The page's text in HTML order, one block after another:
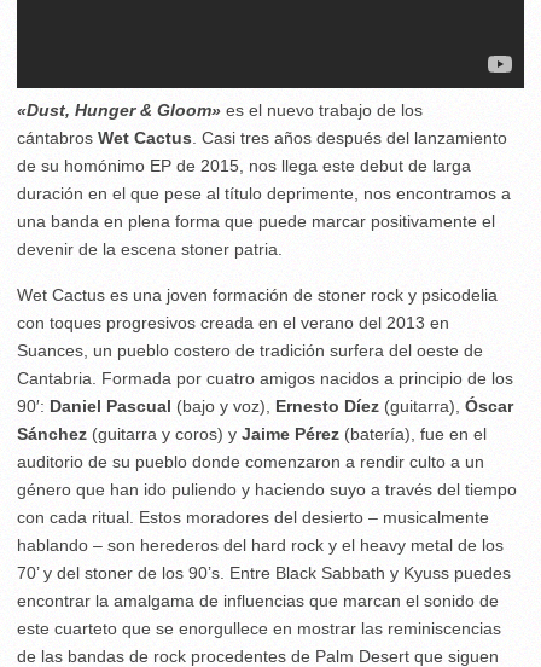
«Dust, Hunger & Gloom» es el nuevo trabajo de los
cántabros Wet Cactus . Casi tres años después del lanzamiento
de su homónimo EP de 2015, nos llega este debut de larga
duración en el que pese al título deprimente, nos encontramos a
una banda en plena forma que puede marcar positivamente el
devenir de la escena stoner patria.
Wet Cactus es una joven formación de stoner rock y psicodelia
con toques progresivos creada en el verano del 2013 en
Suances, un pueblo costero de tradición surfera del oeste de
Cantabria. Formada por cuatro amigos nacidos a principio de los
90′: Daniel Pascual (bajo y voz), Ernesto Díez (guitarra), Óscar
Sánchez (guitarra y coros) y Jaime Pérez (batería), fue en el
auditorio de su pueblo donde comenzaron a rendir culto a un
género que han ido puliendo y haciendo suyo a través del tiempo
con cada ritual. Estos moradores del desierto – musicalmente
hablando – son herederos del hard rock y el heavy metal de los
70’ y del stoner de los 90’s. Entre Black Sabbath y Kyuss puedes
encontrar la amalgama de influencias que marcan el sonido de
este cuarteto que se enorgullece en mostrar las reminiscencias
de las bandas de rock procedentes de Palm Desert que siguen